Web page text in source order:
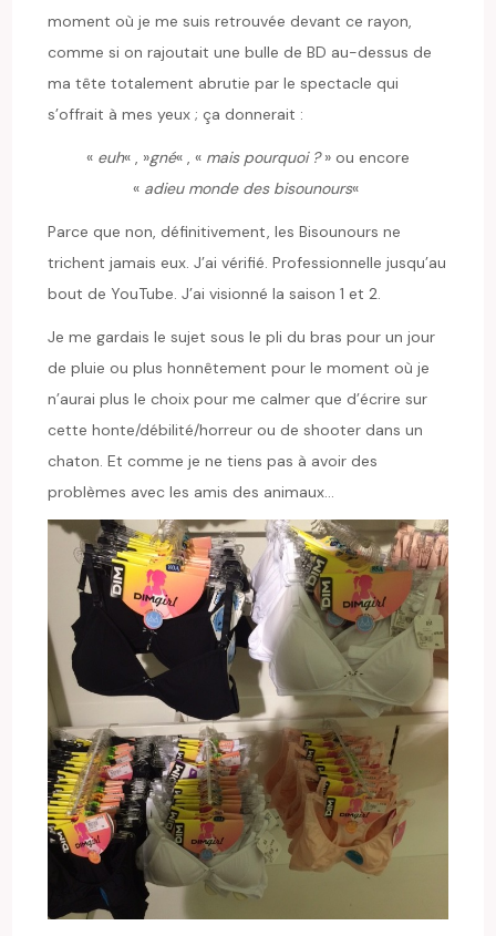
moment où je me suis retrouvée devant ce rayon,
comme si on rajoutait une bulle de BD au-dessus de
ma tête totalement abrutie par le spectacle qui
s’offrait à mes yeux ; ça donnerait :
« euh« , »gné« , « mais pourquoi ?» ou encore
« adieu monde des bisounours«
Parce que non, définitivement, les Bisounours ne
trichent jamais eux. J’ai vérifié. Professionnelle jusqu’au
bout de YouTube. J’ai visionné la saison 1 et 2.
Je me gardais le sujet sous le pli du bras pour un jour
de pluie ou plus honnêtement pour le moment où je
n’aurai plus le choix pour me calmer que d’écrire sur
cette honte/débilité/horreur ou de shooter dans un
chaton. Et comme je ne tiens pas à avoir des
problèmes avec les amis des animaux…